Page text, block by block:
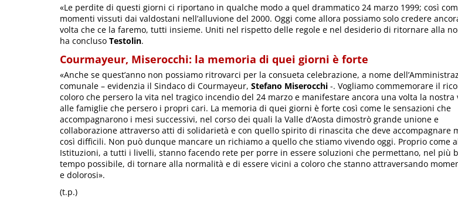
«Le perdite di questi giorni ci riportano in qualche modo a quel drammatico 24 marzo 1999; così
momenti vissuti dai valdostani nell’alluvione del 2000. Oggi come allora possiamo solo credere
volta che ce la faremo, tutti insieme. Uniti nel rispetto delle regole e nel desiderio di ritornare alla
ha concluso Testolin.
Courmayeur, Miserocchi: la memoria di quei giorni è forte
«Anche se quest’anno non possiamo ritrovarci per la consueta celebrazione, a nome
comunale – evidenzia il Sindaco di Courmayeur, Stefano Miserocchi -. Vogliamo commemorare il
coloro che persero la vita nel tragico incendio del 24 marzo e manifestare ancora una volta la nostra
alle famiglie che persero i propri cari. La memoria di quei giorni è forte così come le sensazioni che
accompagnarono i mesi successivi, nel corso dei quali la Valle d’Aosta dimostrò grande unione e
collaborazione attraverso atti di solidarietà e con quello spirito di rinascita che deve accompagnare
così difficili. Non può dunque mancare un richiamo a quello che stiamo vivendo oggi. Proprio come
Istituzioni, a tutti i livelli, stanno facendo rete per porre in essere soluzioni che permettano, nel più
tempo possibile, di tornare alla normalità e di essere vicini a coloro che stanno attraversando
e dolorosi».
(t.p.)